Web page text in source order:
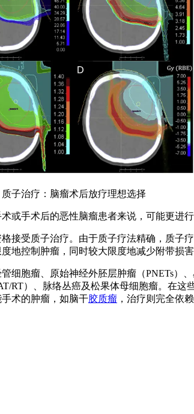
质子治疗：脑瘤术后放疗理想选择
手术后的恶性脑瘤患者来说，可能更进行
受质子治疗。由于质子疗法精确，质子
地控制肿瘤，同时较大限度地减少附带损害
胞瘤、原始神经外胚层肿瘤（PNETs）
RT）、脉络丛癌及松果体母细胞瘤。在
术的肿瘤，如脑干胶质瘤 ，治疗则完全依